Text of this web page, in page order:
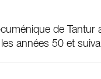
de Tantur
années 50 et